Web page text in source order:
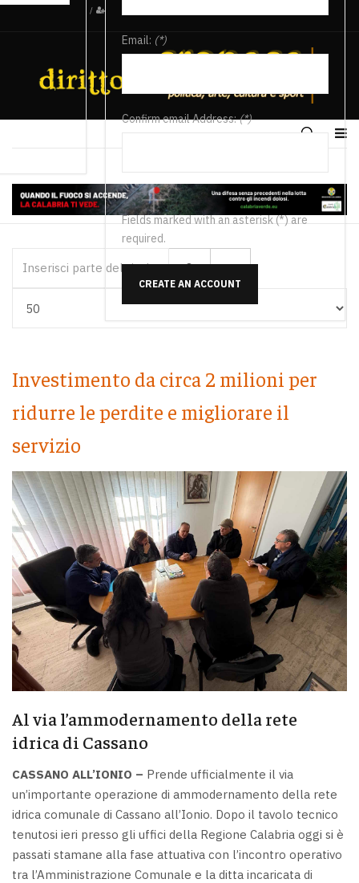
/
Email: (*)
Confirm email Address:(*)
Fields marked with an asterisk (*) are
required.
CREATE AN ACCOUNT
Investimento da circa 2 milioni per
ridurre le perdite e migliorare il
servizio
Al via l’ammodernamento della rete
idrica di Cassano
CASSANO ALL’IONIO – Prende ufficialmente il via
un’importante operazione di ammodernamento della rete
idrica comunale di Cassano all’Ionio. Dopo il tavolo tecnico
tenutosi ieri presso gli uffici della Regione Calabria oggi si è
passati stamane alla fase attuativa con l’incontro operativo
tra l’Amministrazione Comunale e la ditta incaricata di